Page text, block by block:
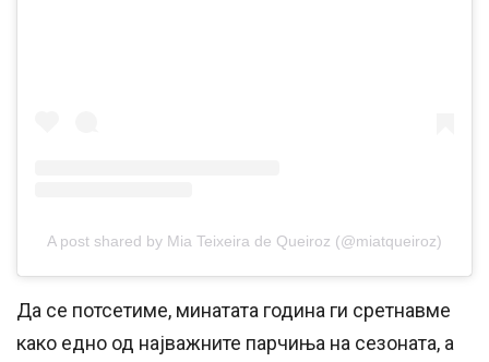
A post shared by Mia Teixeira de Queiroz (@miatqueiroz)
Да се ​​потсетиме, минатата година ги сретнавме
како едно од најважните парчиња на сезоната, а